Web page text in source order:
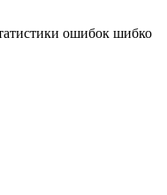
ошибок шибко